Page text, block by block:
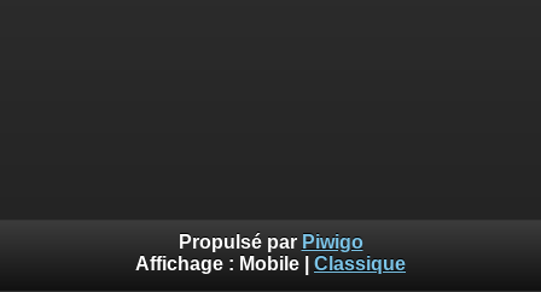
Propulsé par Piwigo
Affichage : Mobile Classique